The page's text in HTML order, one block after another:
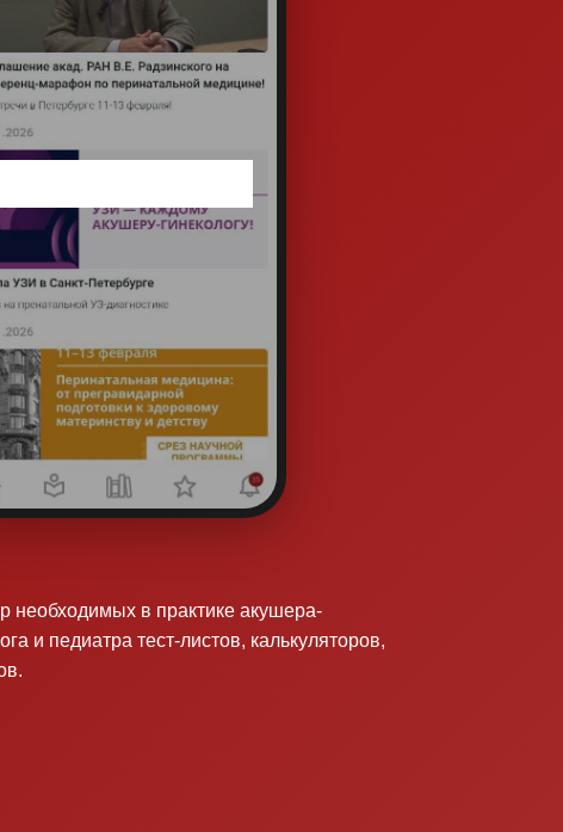
необходимых в практике акушера-
и педиатра тест-листов, калькуляторов,